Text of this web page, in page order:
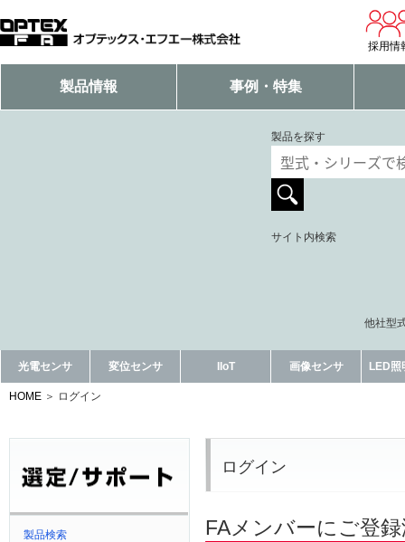
採用情
製品情報 事例・特集
製品を探す
サイト内検索
他社型
光電センサ 変位センサ IIoT 画像センサ LED照
HOME ログイン
製品検索
ログイン
FAメンバーにご登